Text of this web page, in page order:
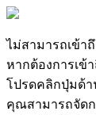
ไม่สามารถเข้า
หากต้องการเข้
โปรดคลิกปุ่มด้า
คุณสามารถจัดก